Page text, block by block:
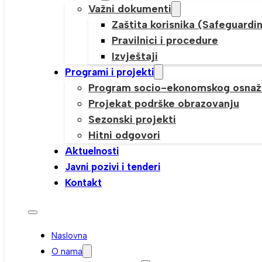
Važni dokumenti
Zaštita korisnika
Pravilnici i procedure
Izvještaji
Programi i projekti
Program socio-ekonomskog
Projekat podrške obrazovanju
Sezonski projekti
Hitni odgovori
Aktuelnosti
Javni pozivi i tenderi
Kontakt
Naslovna
O nama